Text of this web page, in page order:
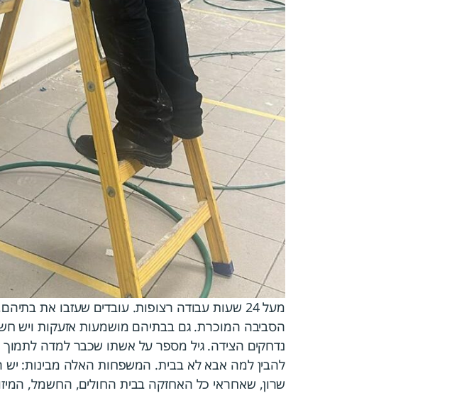
מעל 24 שעות עבודה רצופות. עובדים שעזבו את
הסביבה המוכרת. גם בבתיהם מושמעות אזעקות ויש
נדחקים הצידה. גיל מספר על אשתו שכבר למדה לתמוך
להבין למה אבא לא בבית. המשפחות האלה מבינות: יש
שרון, שאחראי כל האחזקה בבית החולים, החשמל,